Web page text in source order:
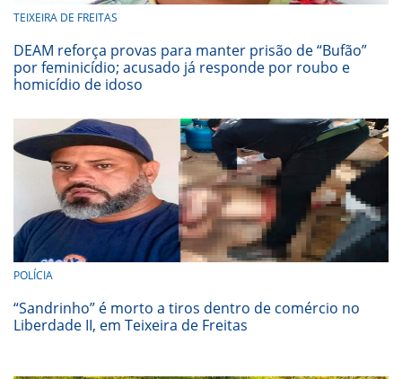
TEIXEIRA DE FREITAS
DEAM reforça provas para manter prisão de “Bufão”
por feminicídio; acusado já responde por roubo e
homicídio de idoso
POLÍCIA
“Sandrinho” é morto a tiros dentro de comércio no
Liberdade II, em Teixeira de Freitas